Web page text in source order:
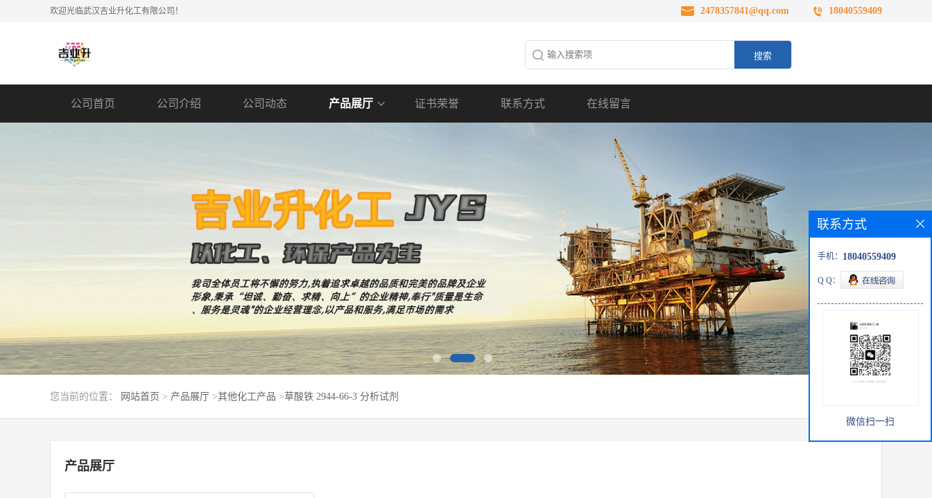
欢迎光临武汉吉业升化工有限公司！ 2478357841@qq.com 18040559409
公司首页 公司介绍 公司动态 产品展厅 证书荣誉 联系方式 在线留言
您当前的位置： 网站首页 > 产品展厅 >其他化工产品 >草酸铁 2944-66-3 分析试剂
产品展厅
联系方式
手机： 18040559409
Q Q：
微信扫一扫